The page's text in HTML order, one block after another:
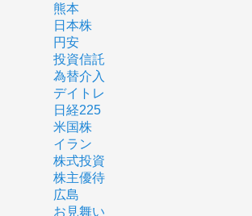
熊本
日本株
円安
投資信託
為替介入
デイトレ
日経225
米国株
イラン
株式投資
株主優待
広島
お見舞い